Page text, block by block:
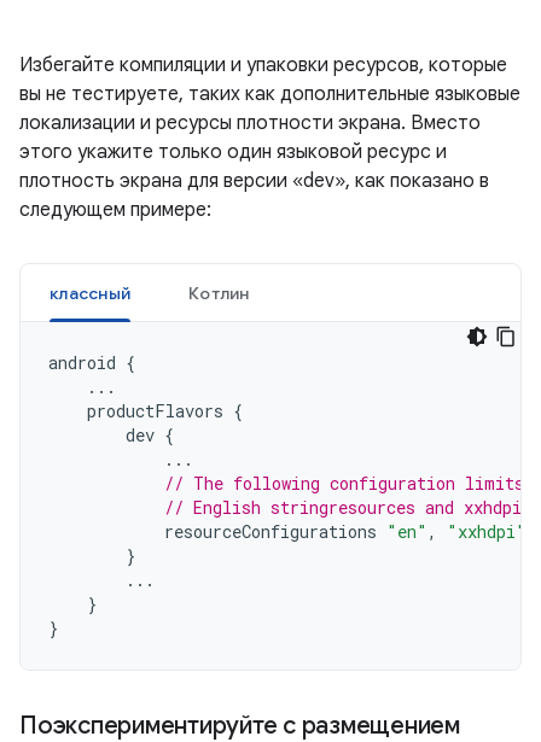
Избегайте компиляции и упаковки ресурсов, которые
вы не тестируете, таких как дополнительные языковые
локализации и ресурсы плотности экрана. Вместо
этого укажите только один языковой ресурс и
плотность экрана для версии «dev», как показано в
следующем примере:
классный Котлин
android {
...
productFlavors {
dev {
...
// The following configuration limits
// English stringresources and xxhdpi
resourceConfigurations "en" ,
"xxhdpi"
}
...
}
}
Поэкспериментируйте с размещением